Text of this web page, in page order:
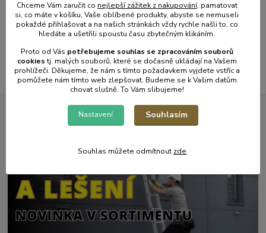
strana z 1
Novinky z našeho blogu
Chceme Vám zaručit co nejlepší zážitek z nakupování, pamatovat
si, co máte v košíku, Vaše oblíbené produkty, abyste se nemuseli
pokaždé přihlašovat a na našich stránkách vždy rychle našli to, co
hledáte a ušetřili spoustu času zbytečným klikáním.
Proto od Vás potřebujeme souhlas se zpracováním souborů
cookiestj. malých souborů, které se dočasně ukládají na Vašem
prohlížeči. Děkujeme, že nám s tímto požadavkem vyjdete vstříc a
pomůžete nám tímto web zlepšovat. Budeme se k Vašim datům
chovat slušně. To Vám slibujeme!
Nastavení Souhlasím
Souhlas můžete odmítnout zde.